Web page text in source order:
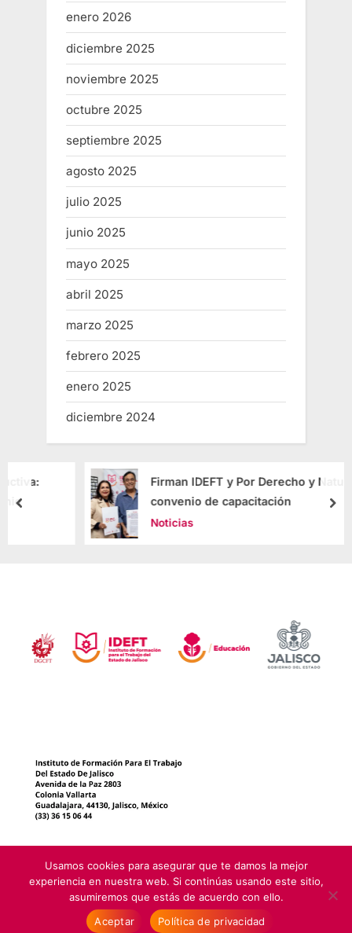
enero 2026
diciembre 2025
noviembre 2025
octubre 2025
septiembre 2025
agosto 2025
julio 2025
junio 2025
mayo 2025
abril 2025
marzo 2025
febrero 2025
enero 2025
diciembre 2024
Firman IDEFT y Por Derecho y Naturaleza,
convenio de capacitación
Noticias
Instituto de Formación para el Trabajo del Estado de Jalisco 1999-
2025
Usamos cookies para asegurar que te damos la mejor
experiencia en nuestra web. Si continúas usando este sitio,
asumiremos que estás de acuerdo con ello.
Aceptar
Política de privacidad